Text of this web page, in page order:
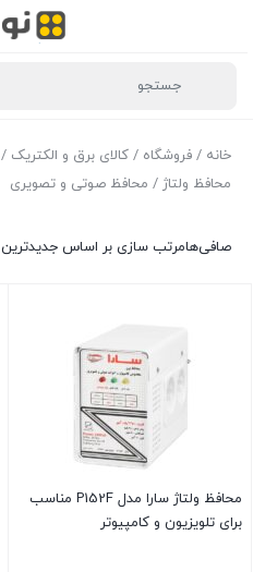
خانه / فروشگاه / کالای برق و الکتریک /
محافظ ولتاژ / محافظ صوتی و تصویری
صافی‌هامرتب سازی بر اساس جدیدترین
محافظ ولتاژ سارا مدل P152F مناسب
برای تلویزیون و کامپیوتر